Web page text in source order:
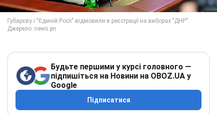
Будьте першими у курсі головного —
підпишіться на Новини на OBOZ.UA у
Google
Підписатися